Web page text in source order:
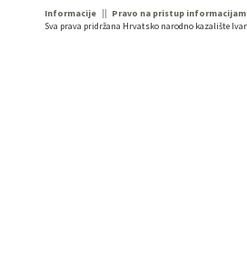
Informacije Pravo na pristup
Sva prava pridržana Hrvatsko narodno kazalište